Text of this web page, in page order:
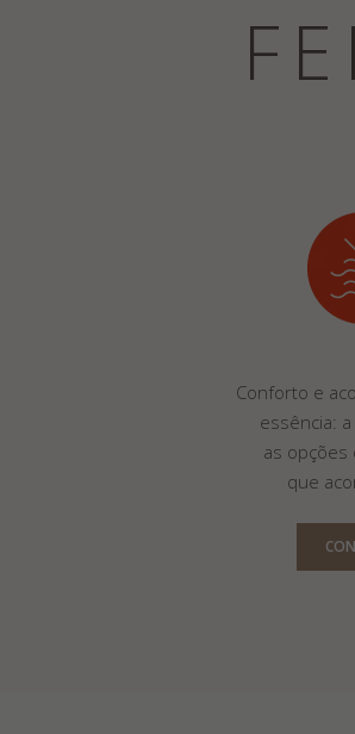
Conforto e
essência:
as opções
que